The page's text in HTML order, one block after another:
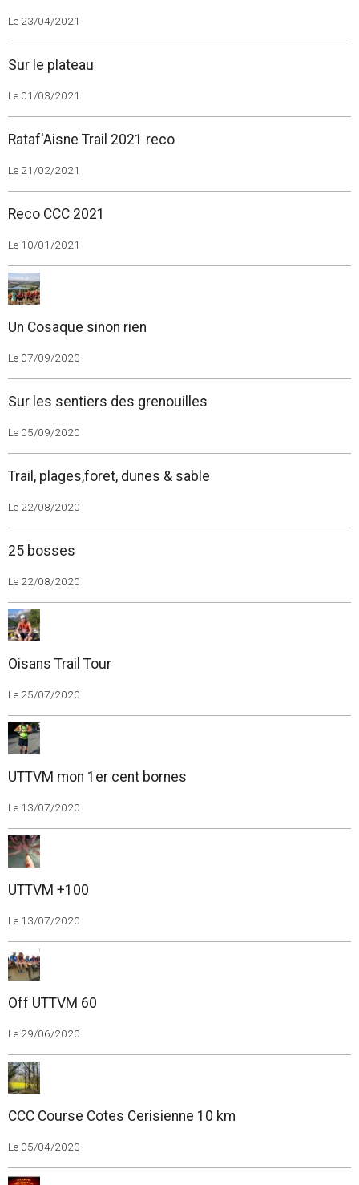
Le 23/04/2021
Sur le plateau
Le 01/03/2021
Rataf'Aisne Trail 2021 reco
Le 21/02/2021
Reco CCC 2021
Le 10/01/2021
Un Cosaque sinon rien
Le 07/09/2020
Sur les sentiers des grenouilles
Le 05/09/2020
Trail, plages,foret, dunes & sable
Le 22/08/2020
25 bosses
Le 22/08/2020
Oisans Trail Tour
Le 25/07/2020
UTTVM mon 1er cent bornes
Le 13/07/2020
UTTVM +100
Le 13/07/2020
Off UTTVM 60
Le 29/06/2020
CCC Course Cotes Cerisienne 10 km
Le 05/04/2020